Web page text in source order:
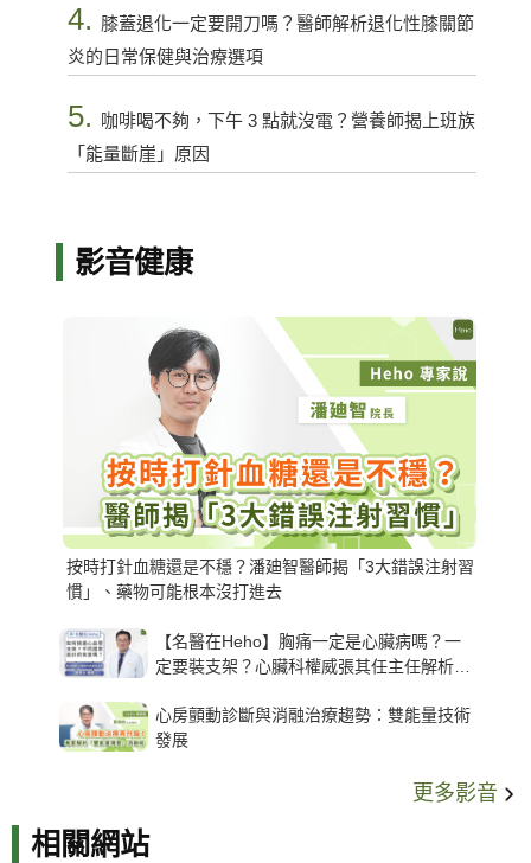
4. 膝蓋退化一定要開刀嗎？醫師解析退化性膝關節
炎的日常保健與治療選項
5.
咖啡喝不夠，下午 3 點就沒電？營養師揭上班族
「能量斷崖」原因
影音健康
按時打針血糖還是不穩？潘廸智醫師揭「3大錯誤注射習
慣」、藥物可能根本沒打進去
【名醫在Heho】胸痛一定是心臟病嗎？一
定要裝支架？心臟科權威張其任主任解析支
心房顫動診斷與消融治療趨勢：雙能量技術
發展
更多影音
相關網站